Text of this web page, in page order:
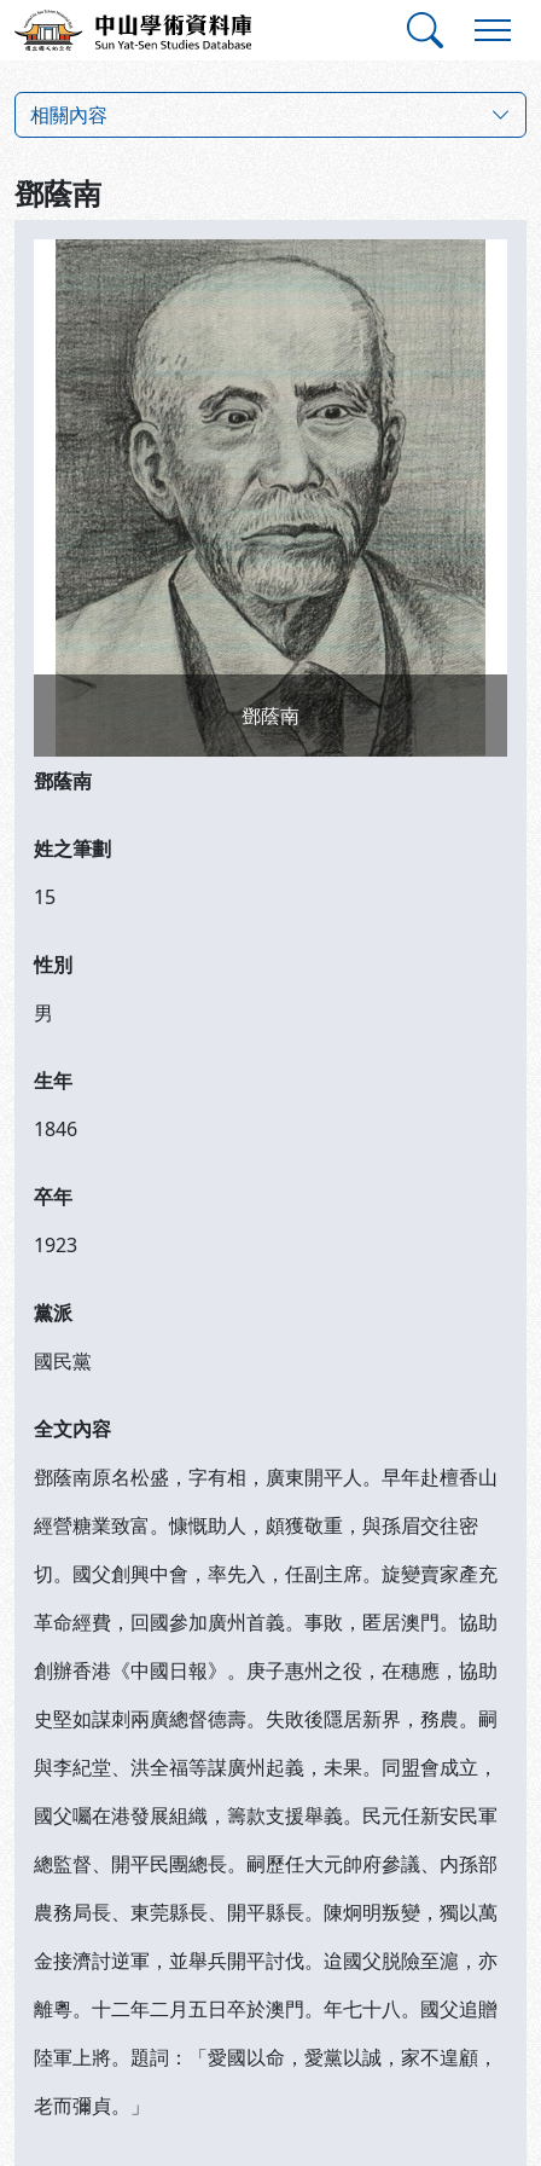
跳到主要內容
中山學術資料庫
革命群英小傳
相關內容
鄧蔭南
鄧蔭南
鄧蔭南
姓之筆劃
15
性別
男
生年
1846
卒年
1923
黨派
國民黨
全文內容
鄧蔭南原名松盛，字有相，廣東開平人。早年赴檀香山
經營糖業致富。慷慨助人，頗獲敬重，與孫眉交往密
切。國父創興中會，率先入，任副主席。旋變賣家產充
革命經費，回國參加廣州首義。事敗，匿居澳門。協助
創辦香港《中國日報》。庚子惠州之役，在穗應，協助
史堅如謀刺兩廣總督德壽。失敗後隱居新界，務農。嗣
與李紀堂、洪全福等謀廣州起義，未果。同盟會成立，
國父囑在港發展組織，籌款支援舉義。民元任新安民軍
總監督、開平民團總長。嗣歷任大元帥府參議、内孫部
農務局長、東莞縣長、開平縣長。陳炯明叛變，獨以萬
金接濟討逆軍，並舉兵開平討伐。迨國父脱險至滬，亦
離粵。十二年二月五日卒於澳門。年七十八。國父追贈
陸軍上將。題詞：「愛國以命，愛黨以誠，家不遑顧，
老而彌貞。」